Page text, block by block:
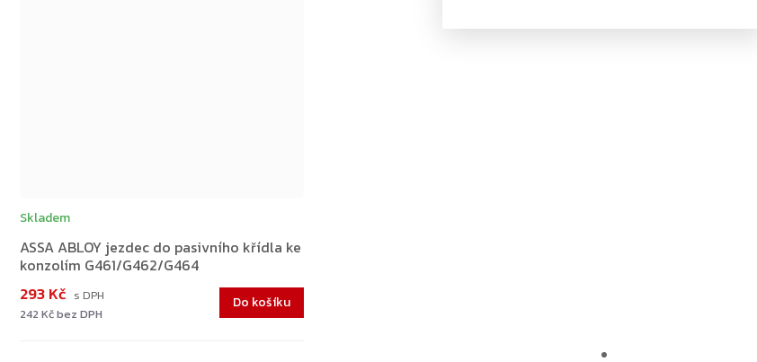
ASSA ABLOY jezdec do pasivního křídla ke
konzolím G461/G462/G464
Skladem
242 Kč bez DPH
293 Kč Do košíku